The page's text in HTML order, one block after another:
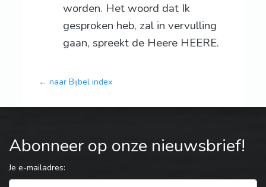
worden. Het woord dat Ik
gesproken heb, zal in vervulling
gaan, spreekt de Heere HEERE.
← naar Bijbel index
Abonneer op onze nieuwsbrief!
Je e-mailadres: